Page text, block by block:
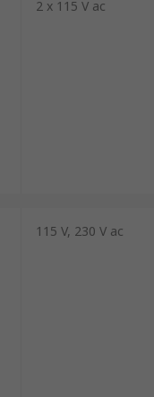
2 x 115 V ac
115 V, 230 V ac